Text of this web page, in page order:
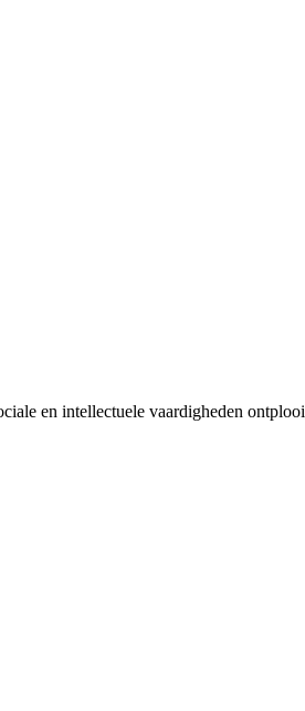
en intellectuele vaardigheden